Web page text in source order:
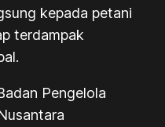
kepada petani
terdampak
Pengelola